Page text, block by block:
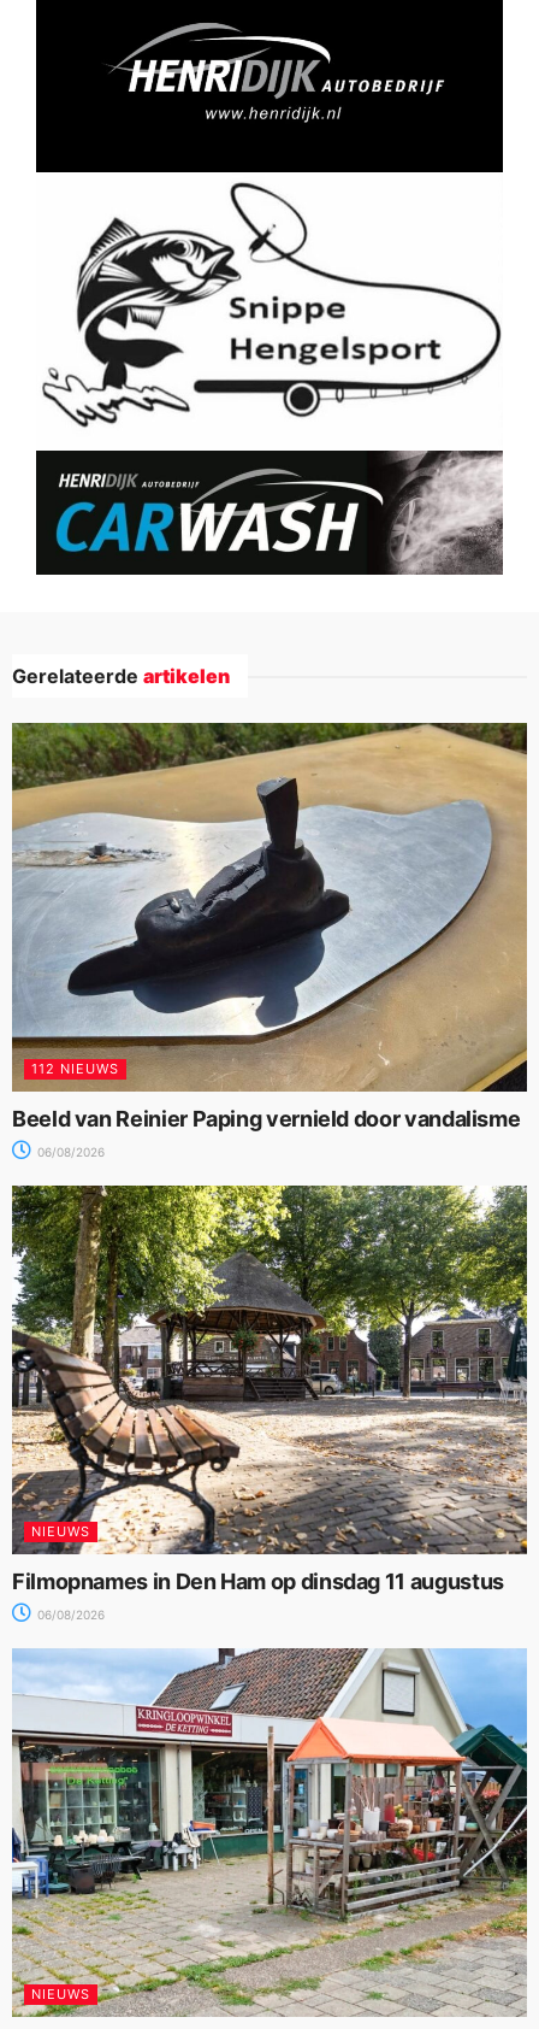
Gerelateerde artikelen
112 NIEUWS
Beeld van Reinier Paping vernield door vandalisme
06/08/2026
NIEUWS
Filmopnames in Den Ham op dinsdag 11 augustus
06/08/2026
NIEUWS